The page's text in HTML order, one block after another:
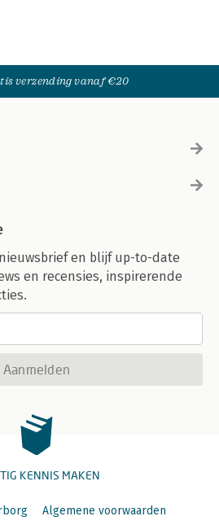
verzending vanaf €20
en blijf up-to-date
en recensies, inspirerende
Aanmelden
KENNIS MAKEN
Algemene voorwaarden